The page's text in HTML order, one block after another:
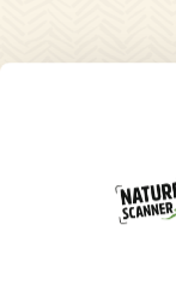
Parel in de